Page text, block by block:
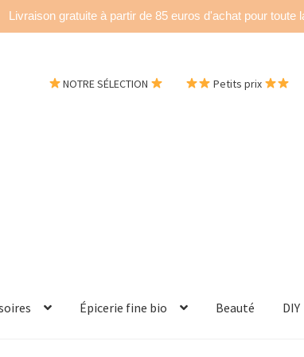
Livraison gratuite à partir de 85 euros d'achat pour toute
NOTRE SÉLECTION Petits prix
Épicerie fine bio Beauté DIY